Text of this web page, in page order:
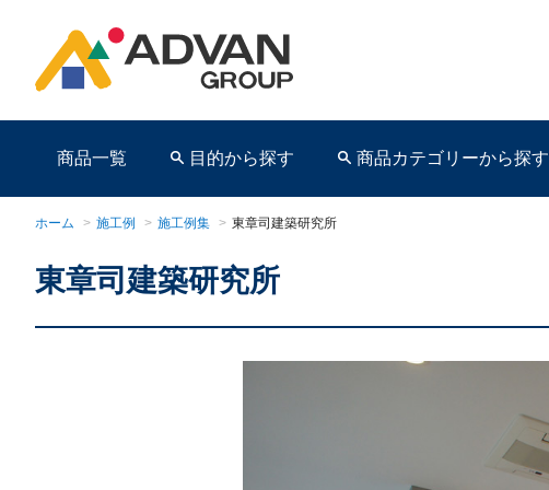
商品一覧 目的から探す 商品カテゴリーから探す
ホーム > 施工例 > 施工例集 > 東章司建築研究所
東章司建築研究所